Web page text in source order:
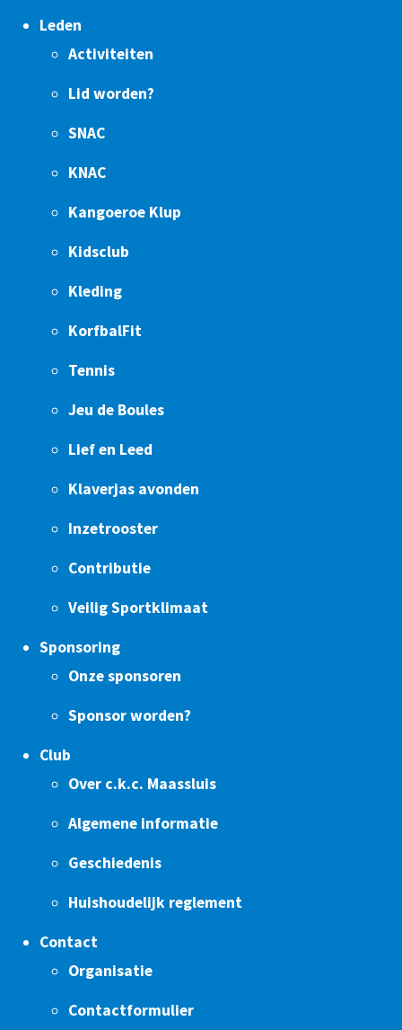
Leden
Activiteiten
Lid worden?
SNAC
KNAC
Kangoeroe Klup
Kidsclub
Kleding
KorfbalFit
Tennis
Jeu de Boules
Lief en Leed
Klaverjas avonden
Inzetrooster
Contributie
Veilig Sportklimaat
Sponsoring
Onze sponsoren
Sponsor worden?
Club
Over c.k.c. Maassluis
Algemene informatie
Geschiedenis
Huishoudelijk reglement
Contact
Organisatie
Contactformulier